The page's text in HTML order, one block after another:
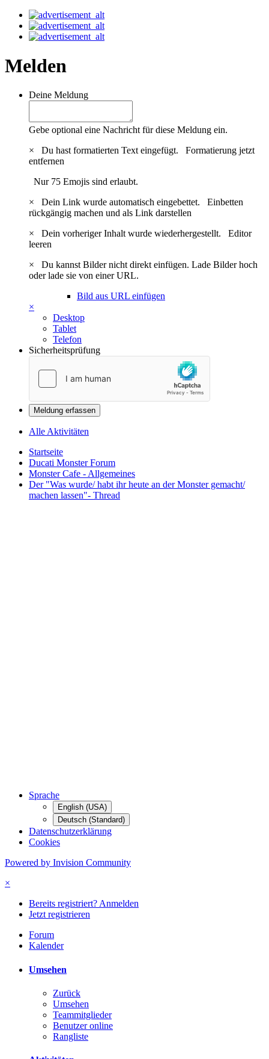
Melden
Deine Meldung
Gebe optional eine Nachricht für diese Meldung ein.
×
Du hast formatierten Text eingefügt. Formatierung jetzt
entfernen
Nur 75 Emojis sind erlaubt.
×
Dein Link wurde automatisch eingebettet. Einbetten
rückgängig machen und als Link darstellen
×
Dein vorheriger Inhalt wurde wiederhergestellt. Editor
leeren
×
Du kannst Bilder nicht direkt einfügen. Lade Bilder hoch
oder lade sie von einer URL.
Bild aus URL einfügen
×
Desktop
Tablet
Telefon
Sicherheitsprüfung
Meldung erfassen
Alle Aktivitäten
Startseite
Ducati Monster Forum
Monster Cafe - Allgemeines
Der "Was wurde/ habt ihr heute an der Monster gemacht/
machen lassen"- Thread
Sprache
English (USA)
Deutsch (Standard)
Datenschutzerklärung
Cookies
Powered by Invision Community
×
Bereits registriert? Anmelden
Jetzt registrieren
Forum
Kalender
Umsehen
Zurück
Umsehen
Teammitglieder
Benutzer online
Rangliste